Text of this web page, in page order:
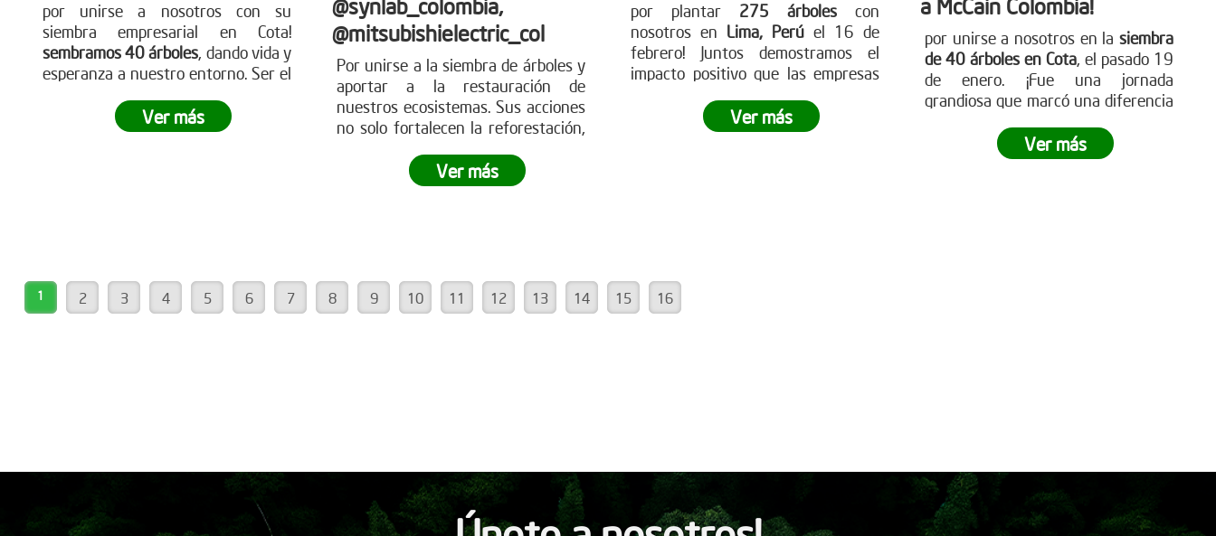
por unirse a nosotros con su
siembra empresarial en Cota!
sembramos 40 árboles, dando vida y
esperanza a nuestro entorno. Ser el
como estas. ¿Tu empresa está lista
para ser parte de este movimiento
Ver más
@synlab_colombia,
@mitsubishielectric_col
Por unirse a la siembra de árboles y
aportar a la restauración de
nuestros ecosistemas. Sus acciones
no solo fortalecen la reforestación,
de hábitats, la captura de CO? y la
construcción de un futuro
Ver más
por plantar 275 árboles con
nosotros en Lima, Perú el 16 de
febrero! Juntos demostramos el
impacto positivo que las empresas
Juntos, dimos un paso gigante hacia
la reforestación y demostramos lo
www.reddearboles.org
Ver más
a McCain Colombia!
por unirse a nosotros en la siembra
de 40 árboles en Cota, el pasado 19
de enero. ¡Fue una jornada
grandiosa que marcó una diferencia
demuestran que juntos podemos
crear impactos positivos en nuestro
Ver más
1 2 3 4 5 6 7 8 9 10 11 12 13 14 15 16